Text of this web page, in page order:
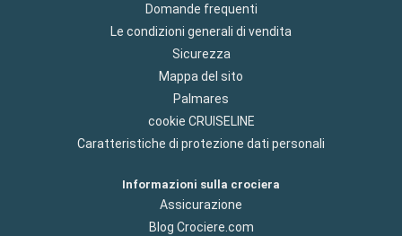
Domande frequenti
Le condizioni generali di vendita
Sicurezza
Mappa del sito
Palmares
cookie CRUISELINE
Caratteristiche di protezione dati personali
Informazioni sulla crociera
Assicurazione
Blog Crociere.com